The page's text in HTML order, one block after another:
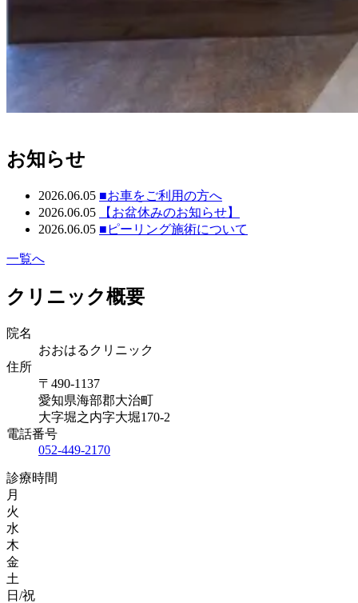
お知らせ
2026.06.05 ■お車をご利用の方へ
2026.06.05
【お盆休みのお知らせ】
2026.06.05 ■ピーリング施術について
一覧へ
クリニック概要
院名
おおはるクリニック
住所
〒490-1137
愛知県海部郡大治町
大字堀之内字大堀170-2
電話番号
052-449-2170
診療時間
月
火
水
木
金
土
日/祝